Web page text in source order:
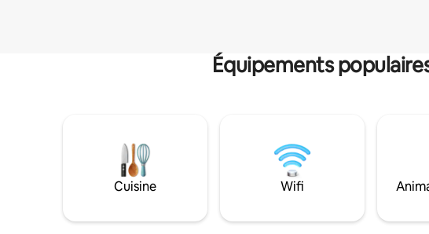
Équipements
Cuisine Wifi